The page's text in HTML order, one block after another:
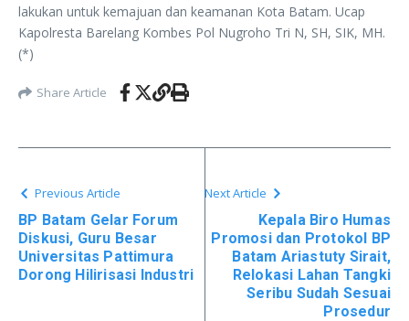
lakukan untuk kemajuan dan keamanan Kota Batam. Ucap
Kapolresta Barelang Kombes Pol Nugroho Tri N, SH, SIK, MH.
(*)
Share Article
Previous Article
BP Batam Gelar Forum
Diskusi, Guru Besar
Universitas Pattimura
Dorong Hilirisasi Industri
Next Article
Kepala Biro Humas
Promosi dan Protokol BP
Batam Ariastuty Sirait,
Relokasi Lahan Tangki
Seribu Sudah Sesuai
Prosedur